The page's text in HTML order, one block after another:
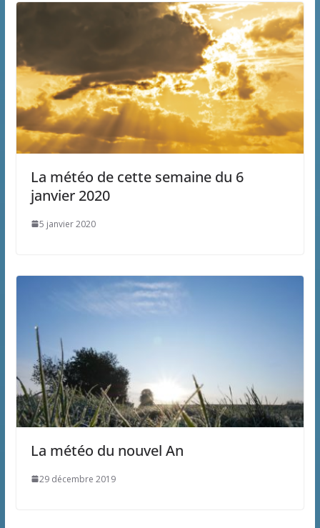
La météo de cette semaine du 6
janvier 2020
5 janvier 2020
La météo du nouvel An
29 décembre 2019